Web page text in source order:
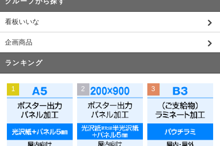
看板いいな
企画商品
ランキング
1 2 3